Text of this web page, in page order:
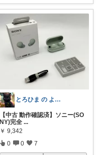
とろひま の よろず屋～お得な商品たち～
【中古 動作確認済】ソニー(SO
NY)完全 ...
￥ 9,342
0 0 7